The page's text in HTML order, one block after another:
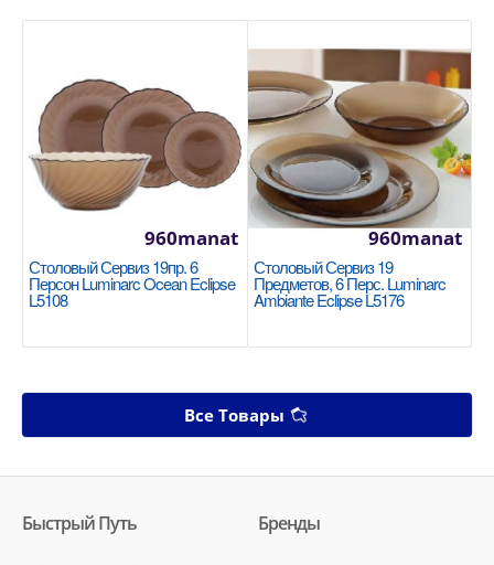
Столовый Сервиз 19пр. 6
Персон Luminarc Ocean Eclipse
L5108
960manat
Столовый Сервиз 19
Предметов, 6 Перс. Luminarc
Ambiante Eclipse L5176
960manat
Все Товары
Быстрый Путь Бренды